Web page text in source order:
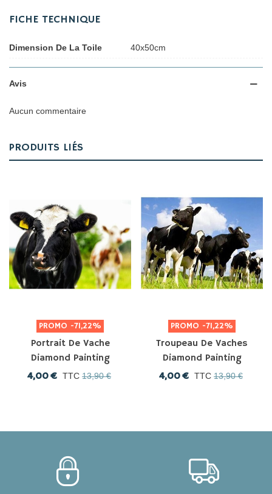
FICHE TECHNIQUE
Dimension De La Toile 40x50cm
Avis
Aucun commentaire
PRODUITS LIÉS
PROMO -71,22%
Portrait De Vache
Diamond Painting
4,00 € TTC 13,90 €
PROMO -71,22%
Troupeau De Vaches
Diamond Painting
4,00 € TTC 13,90 €